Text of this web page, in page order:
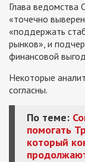
Глава ведомства
«точечно
«поддержать
рынков», и
финансовой
Некоторые
согласны.
По теме:
помогать
который